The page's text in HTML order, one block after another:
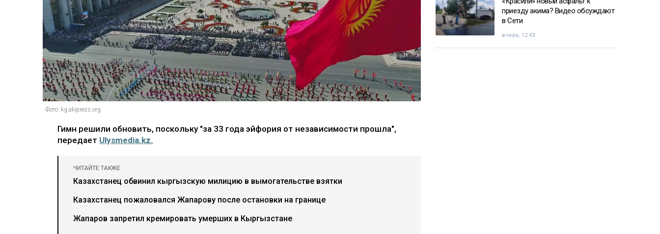
Фото: kg.akipress.org
Гимн решили обновить, поскольку "за 33 года эйфория от независимости прошла",
передает Ulysmedia.kz.
ЧИТАЙТЕ ТАКЖЕ
Казахстанец обвинил кыргызскую милицию в вымогательстве взятки
Казахстанец пожаловался Жапарову после остановки на границе
Жапаров запретил кремировать умерших в Кыргызстане
приезду акима? Видео обсуждают
в Сети
вчера, 12:43